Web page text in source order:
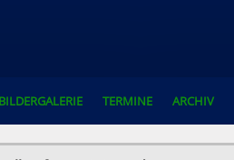
BILDERGALERIE TERMINE ARCHIV